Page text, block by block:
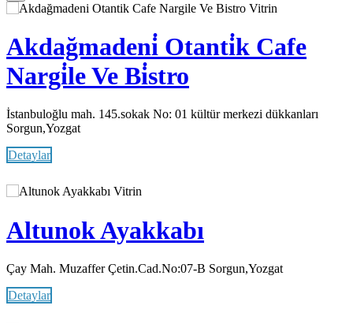
Vitrin
Akdağmadeni̇ Otanti̇k Cafe
Nargi̇le Ve Bi̇stro
İstanbuloğlu mah. 145.sokak No: 01 kültür merkezi dükkanları
Sorgun,Yozgat
Detaylar
Vitrin
Altunok Ayakkabı
Çay Mah. Muzaffer Çetin.Cad.No:07-B Sorgun,Yozgat
Detaylar